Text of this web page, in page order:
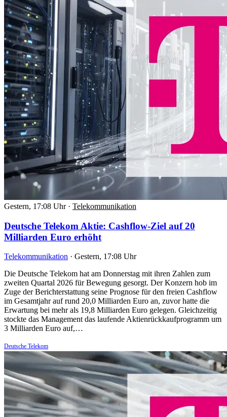
Gestern, 17:08 Uhr · Telekommunikation
Deutsche Telekom Aktie: Cashflow-Ziel auf 20
Milliarden Euro erhöht
Telekommunikation · Gestern, 17:08 Uhr
Die Deutsche Telekom hat am Donnerstag mit ihren Zahlen zum
zweiten Quartal 2026 für Bewegung gesorgt. Der Konzern hob im
Zuge der Berichterstattung seine Prognose für den freien Cashflow
im Gesamtjahr auf rund 20,0 Milliarden Euro an, zuvor hatte die
Erwartung bei mehr als 19,8 Milliarden Euro gelegen. Gleichzeitig
stockte das Management das laufende Aktienrückkaufprogramm um
3 Milliarden Euro auf,…
Deutsche Telekom